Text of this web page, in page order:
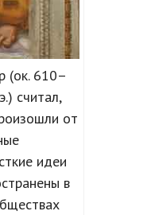
(ок. 610–
считал,
от
идеи
в